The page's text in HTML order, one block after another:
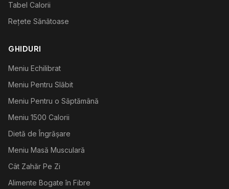
Tabel Calorii
Rețete Sănătoase
GHIDURI
Meniu Echilibrat
Meniu Pentru Slăbit
Meniu Pentru o Săptămână
Meniu 1500 Calorii
Dietă de Îngrășare
Meniu Masă Musculară
Cât Zahăr Pe Zi
Alimente Bogate în Fibre